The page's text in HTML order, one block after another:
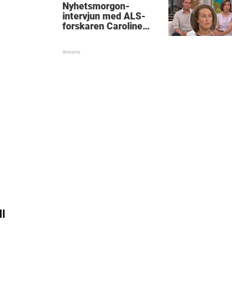
Nyhetsmorgon-
intervjun med ALS-
forskaren Caroline